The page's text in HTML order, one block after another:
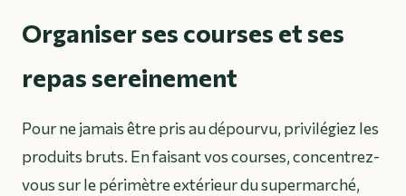
Organiser ses courses et ses
repas sereinement
Pour ne jamais être pris au dépourvu, privilégiez les
produits bruts. En faisant vos courses, concentrez-
vous sur le périmètre extérieur du supermarché,